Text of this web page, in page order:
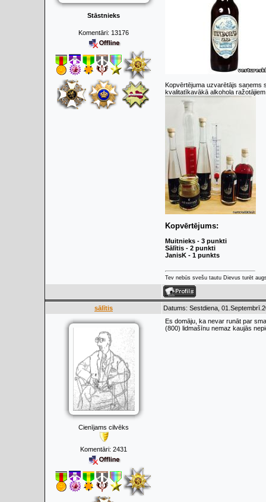
Stāstnieks
Komentāri: 13176
Kopvērtējuma uzvarētājs saņems
kvalitatīkavākā alkohola
Kopvērtējums:
Muitnieks - 3 punkti
Sālītis - 2 punkti
JanisK - 1 punkts
Tev nebūs svešu tautu Dievus turēt
sālītis Datums: Sestdiena,
Cienījams cilvēks
Komentāri: 2431
Es domāju, ka nevar runāt par
(800) lidmašīnu nemaz kaujās